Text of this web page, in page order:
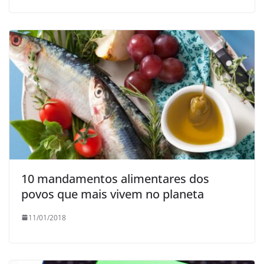
10 mandamentos alimentares dos
povos que mais vivem no planeta
11/01/2018